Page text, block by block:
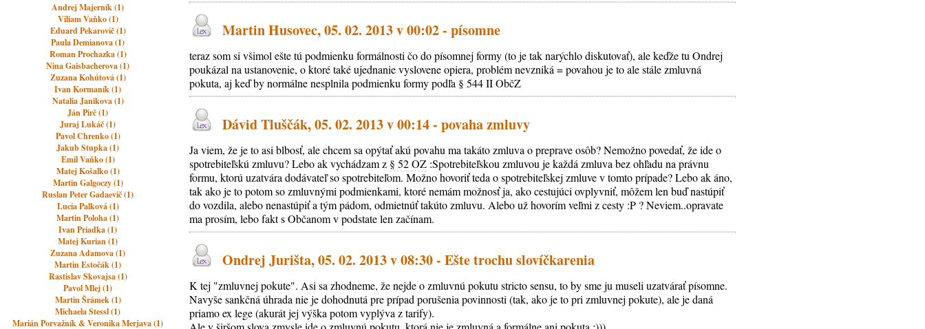
Andrej Majerník (1)
Viliam Vaňko (1)
Eduard Pekarovič (1)
Paula Demianova (1)
Roman Prochazka (1)
Nina Gaisbacherova (1)
Zuzana Kohútová (1)
Ivan Kormaník (1)
Natalia Janikova (1)
Ján Pirč (1)
Juraj Lukáč (1)
Pavol Chrenko (1)
Jakub Stupka (1)
Emil Vaňko (1)
Matej Košalko (1)
Martin Galgoczy (1)
Ruslan Peter Gadaevič (1)
Lucia Palková (1)
Martin Poloha (1)
Ivan Priadka (1)
Matej Kurian (1)
Zuzana Adamova (1)
Martin Estočák (1)
Rastislav Skovajsa (1)
Pavol Mlej (1)
Martin Šrámek (1)
Michaela Stessl (1)
Marián Porvažník & Veronika Merjava (1)
Martin Husovec, 05. 02. 2013 v 00:02 - písomne
teraz som si všimol ešte tú podmienku formálnosti čo do písomnej formy (to je tak narýchlo diskutovať), ale keďže tu Ondrej
poukázal na ustanovenie, o ktoré také ujednanie vyslovene opiera, problém nevzniká = povahou je to ale stále zmluvná
pokuta, aj keď by normálne nesplnila podmienku formy podľa § 544 II ObčZ
Dávid Tluščák, 05. 02. 2013 v 00:14 - povaha zmluvy
Ja viem, že je to asi blbosť, ale chcem sa opýtať akú povahu ma takáto zmluva o preprave osôb? Nemožno povedať, že ide o
spotrebiteľskú zmluvu? Lebo ak vychádzam z § 52 OZ :Spotrebiteľskou zmluvou je každá zmluva bez ohľadu na právnu
formu, ktorú uzatvára dodávateľ so spotrebiteľom. Možno hovoriť teda o spotrebiteľskej zmluve v tomto prípade? Lebo ak áno,
tak ako je to potom so zmluvnými podmienkami, ktoré nemám možnosť ja, ako cestujúci ovplyvniť, môžem len buď nastúpiť
do vozdila, alebo nenastúpiť a tým pádom, odmietnúť takúto zmluvu. Alebo už hovorím veľmi z cesty :P ? Neviem..opravate
ma prosím, lebo fakt s Občanom v podstate len začínam.
Ondrej Jurišta, 05. 02. 2013 v 08:30 - Ešte trochu slovíčkarenia
K tej "zmluvnej pokute". Asi sa zhodneme, že nejde o zmluvnú pokutu stricto sensu, to by sme ju museli uzatvárať písomne.
Navyše sankčná úhrada nie je dohodnutá pre prípad porušenia povinnosti (tak, ako je to pri zmluvnej pokute), ale je daná
priamo ex lege (akurát jej výška potom vyplýva z tarify).